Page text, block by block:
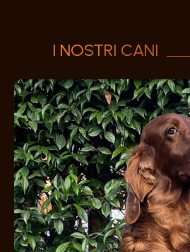
I NOSTRI CANI